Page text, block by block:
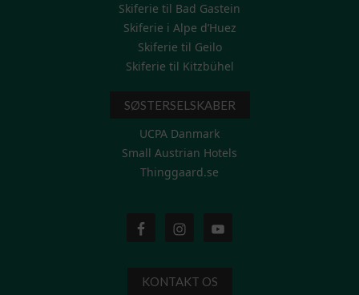
Skiferie til Bad Gastein
Skiferie i Alpe d’Huez
Skiferie til Geilo
Skiferie til Kitzbühel
SØSTERSELSKABER
UCPA Danmark
Small Austrian Hotels
Thinggaard.se
KONTAKT OS